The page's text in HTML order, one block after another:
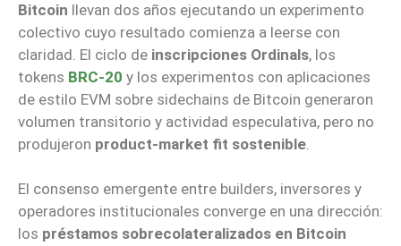
Bitcoin llevan dos años ejecutando un experimento
colectivo cuyo resultado comienza a leerse con
claridad. El ciclo de inscripciones Ordinals, los
tokens BRC-20 y los experimentos con aplicaciones
de estilo EVM sobre sidechains de Bitcoin generaron
volumen transitorio y actividad especulativa, pero no
produjeron product-market fit sostenible
El consenso emergente entre builders, inversores y
operadores institucionales converge en una dirección:
los préstamos sobrecolateralizados en Bitcoin